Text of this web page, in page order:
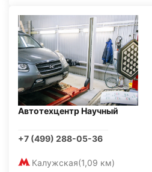
Автотехцентр Научный
+7 (499) 288-05-36
Калужская(1,09 км)